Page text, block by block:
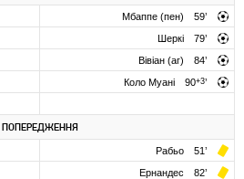
Мбаппе (пен) 59’
Шеркі 79’
Вівіан (аг) 84’
Коло Муані 90+3’
ПОПЕРЕДЖЕННЯ
Рабьо 51’
Ернандес 82’